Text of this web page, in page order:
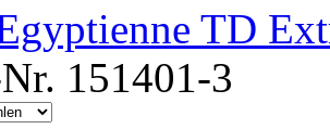
TD
151401-3